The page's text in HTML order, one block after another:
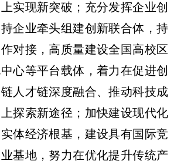
实现新突破；充分发挥企业创
企业牵头组建创新联合体，持
对接，高质量建设全国高校区
心等平台载体，着力在促进创
人才链深度融合、推动科技成
探索新途径；加快建设现代化
体经济根基，建设具有国际竞
基地，努力在优化提升传统产